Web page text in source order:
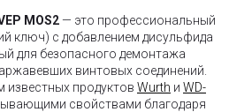
MOS2— это профессиональный
ключ) с добавлением дисульфида
для безопасного демонтажа
винтовых соединений.
продуктов Wurth и WD-
свойствами благодаря